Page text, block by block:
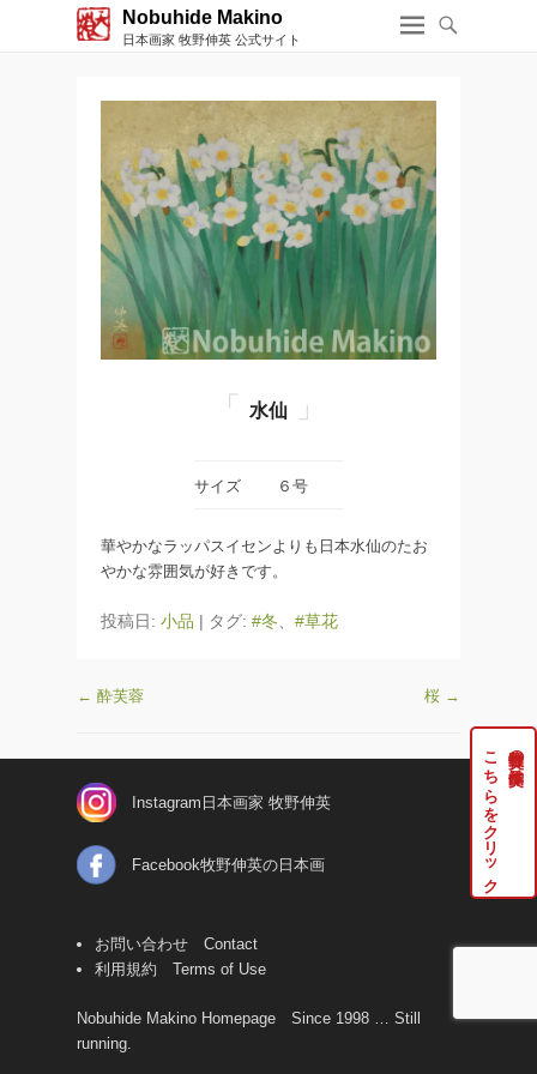
Nobuhide Makino
日本画家 牧野伸英 公式サイト
水仙
サイズ ６号
華やかなラッパスイセンよりも日本水仙のたお
やかな雰囲気が好きです。
投稿日: 小品 | タグ: #冬 #草花
← 酔芙蓉 桜 →
牧野伸英の実作品は
こちらをクリック
Instagram日本画家 牧野伸英
Facebook牧野伸英の日本画
お問い合わせ Contact
利用規約 Terms of Use
Nobuhide Makino Homepage Since 1998 … Still
running.